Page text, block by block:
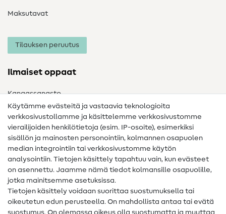
Maksutavat
Tilauksen peruutus
Ilmaiset oppaat
Kangassanasto
Ompelusanasto
Ompeluohjeet
Apua ja yhteystiedot
Yhteystiedot
Tietoa omistajanvaihdoksesta
FAQ
Käytämme evästeitä ja vastaavia teknologioita
verkkosivustollamme ja käsittelemme verkkosivustomme
vierailijoiden henkilötietoja (esim. IP-osoite), esimerkiksi
sisällön ja mainosten personointiin, kolmannen osapuolen
median integrointiin tai verkkosivustomme käytön
analysointiin. Tietojen käsittely tapahtuu vain, kun evästeet
on asennettu. Jaamme nämä tiedot kolmansille osapuolille,
jotka mainitsemme asetuksissa.
Tietojen käsittely voidaan suorittaa suostumuksella tai
oikeutetun edun perusteella. On mahdollista antaa tai evätä
suostumus. On olemassa oikeus olla suostumatta ja muuttaa